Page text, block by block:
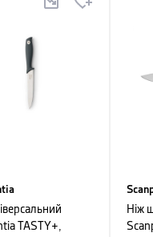
TASTY+,
Ніж